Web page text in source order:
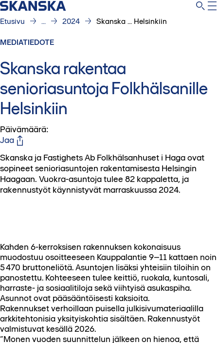
Etusivu ... 2024 Skanska ... Helsinkiin
MEDIATIEDOTE
Skanska rakentaa
senioriasuntoja Folkhälsanille
Helsinkiin
Päivämäärä:
Jaa
Skanska ja Fastighets Ab Folkhälsanhuset i Haga ovat
sopineet senioriasuntojen rakentamisesta Helsingin
Haagaan. Vuokra-asuntoja tulee 82 kappaletta, ja
rakennustyöt käynnistyvät marraskuussa 2024.
Kahden 6-kerroksisen rakennuksen kokonaisuus
muodostuu osoitteeseen Kauppalantie 9–11 kattaen noin
5 470 bruttoneliötä. Asuntojen lisäksi yhteisiin tiloihin on
panostettu. Kohteeseen tulee keittiö, ruokala, kuntosali,
harraste- ja sosiaalitiloja sekä viihtyisä asukaspiha.
Asunnot ovat pääsääntöisesti kaksioita.
Rakennukset verhoillaan puisella julkisivumateriaalilla
arkkitehtonisia yksityiskohtia sisältäen. Rakennustyöt
valmistuvat kesällä 2026.
”Monen vuoden suunnittelun jälkeen on hienoa, että